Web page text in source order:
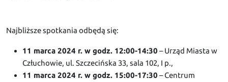
Najbliższe spotkania odbędą się:
11 marca 2024 r. w godz. 12:00-14:30 – Urząd Miasta w
Człuchowie, ul. Szczecińska 33, sala 102, I p.,
11 marca 2024 r. w godz. 15:00-17:30 – Centrum